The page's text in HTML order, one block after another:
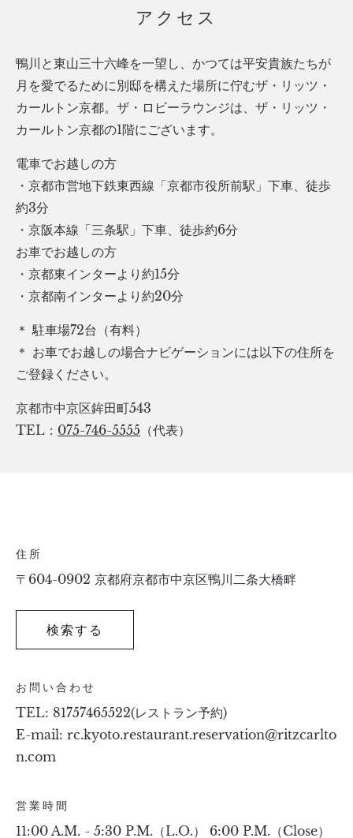
アクセス
鴨川と東山三十六峰を一望し、かつては平安貴族たちが
月を愛でるために別邸を構えた場所に佇むザ・リッツ・
カールトン京都。ザ・ロビーラウンジは、ザ・リッツ・
カールトン京都の1階にございます。
電車でお越しの方
・京都市営地下鉄東西線「京都市役所前駅」下車、徒歩
約3分
・京阪本線「三条駅」下車、徒歩約6分
お車でお越しの方
・京都東インターより約15分
・京都南インターより約20分
＊ 駐車場72台（有料）
＊ お車でお越しの場合ナビゲーションには以下の住所を
ご登録ください。
京都市中京区鉾田町543
TEL： 075-746-5555 （代表）
住所
〒604-0902 京都府京都市中京区鴨川二条大橋畔​
検索する
お問い合わせ
TEL: 81757465522(レストラン予約)
E-mail: rc.kyoto.restaurant.reservation@ritzcarlto
n.com
営業時間
11:00 A.M. - 5:30 P.M.（L.O.） 6:00 P.M.（Close）